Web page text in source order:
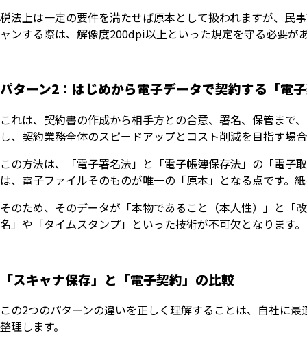
税法上は一定の要件を満たせば原本として扱われますが、民
ャンする際は、解像度200dpi以上といった規定を守る必要が
パターン2：はじめから電子データで契約する「電
これは、契約書の作成から相手方との合意、署名、保管まで
し、契約業務全体のスピードアップとコスト削減を目指す場
この方法は、「電子署名法」と「電子帳簿保存法」の「電子
は、電子ファイルそのものが唯一の「原本」となる点です。
そのため、そのデータが「本物であること（本人性）」と「
名」や「タイムスタンプ」といった技術が不可欠となります。
「スキャナ保存」と「電子契約」の比較
この2つのパターンの違いを正しく理解することは、自社に
整理します。